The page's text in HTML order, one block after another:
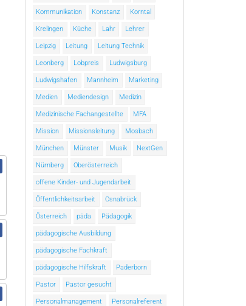
Kommunikation Konstanz Korntal
Krelingen Küche Lahr Lehrer
Leipzig Leitung Leitung Technik
Leonberg Lobpreis Ludwigsburg
Ludwigshafen Mannheim Marketing
Medien Mediendesign Medizin
Medizinische Fachangestellte MFA
Mission Missionsleitung Mosbach
München Münster Musik NextGen
Nürnberg Oberösterreich
offene Kinder- und Jugendarbeit
Öffentlichkeitsarbeit Osnabrück
Österreich päda Pädagogik
pädagogische Ausbildung
pädagogische Fachkraft
pädagogische Hilfskraft Paderborn
Pastor Pastor gesucht
Personalmanagement Personalreferent